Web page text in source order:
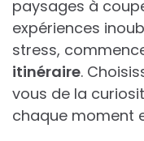
paysages à
expériences
stress,
itinéraire.
vous de la
chaque moment